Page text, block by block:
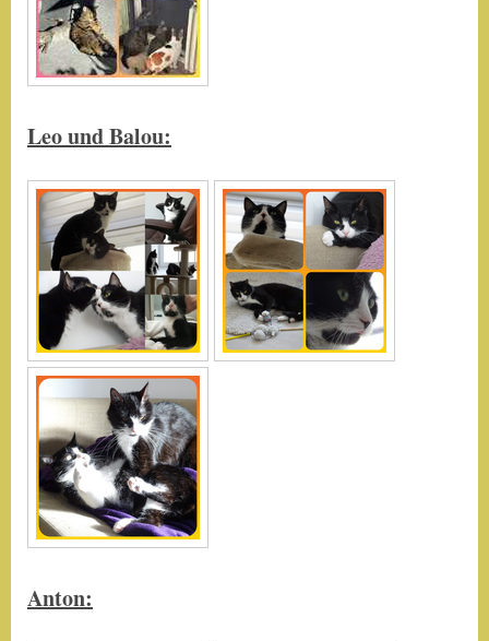
Leo und Balou:
Anton: